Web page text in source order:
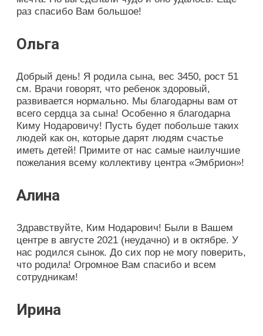
раз спасибо Вам большое!
Ольга
Добрый день! Я родила сына, вес 3450, рост 51
см. Врачи говорят, что ребенок здоровый,
развивается нормально. Мы благодарны вам от
всего сердца за сына! Особенно я благодарна
Киму Нодаровичу! Пусть будет побольше таких
людей как он, которые дарят людям счастье
иметь детей! Примите от нас самые наилучшие
пожелания всему коллективу центра «Эмбрион»!
Алина
Здравствуйте, Ким Нодарович! Были в Вашем
центре в августе 2021 (неудачно) и в октябре. У
нас родился сынок. До сих пор не могу поверить,
что родила! Огромное Вам спасибо и всем
сотрудникам!
Ирина